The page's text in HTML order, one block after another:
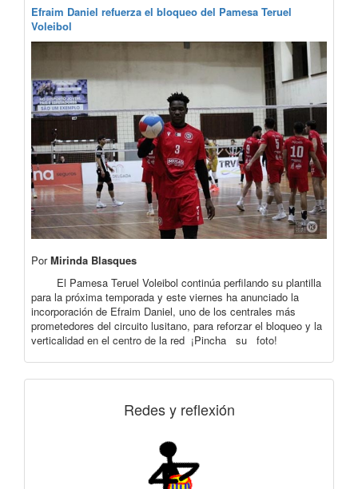
Efraim Daniel refuerza el bloqueo del Pamesa Teruel
Voleibol
PorMirinda Blasques
El Pamesa Teruel Voleibol continúa perfilando su plantilla
para la próxima temporada y este viernes ha anunciado la
incorporación de Efraim Daniel, uno de los centrales más
prometedores del circuito lusitano, para reforzar el bloqueo y la
verticalidad en el centro de la red ¡Pincha su foto!
Redes y reflexión